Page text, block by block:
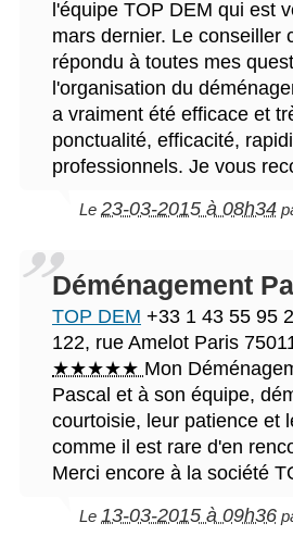
l'équipe TOP DEM qui est
mars dernier. Le conseiller
répondu à toutes mes
l'organisation du
a vraiment été efficace et
ponctualité, efficacité,
professionnels. Je vous
Le 23-03-2015 à 08h34
Déménagement
TOP DEM +33 1 43 55 95
122, rue Amelot Paris
★★★★★ Mon
Pascal et à son équipe,
courtoisie, leur patience et
comme il est rare d'en
Merci encore à la société
Le 13-03-2015 à 09h36